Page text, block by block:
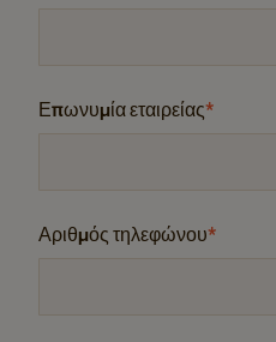
Επωνυμία εταιρείας*
Αριθμός τηλεφώνου*